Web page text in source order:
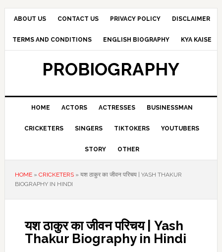
Skip
navigation
Skip
content
Skip
sidebar
ABOUT US CONTACT US PRIVACY POLICY DISCLAIMER
TERMS AND CONDITIONS ENGLISH BIOGRAPHY KYA KAISE
PROBIOGRAPHY
HOME ACTORS ACTRESSES BUSINESSMAN
CRICKETERS SINGERS TIKTOKERS YOUTUBERS
STORY OTHER
HOME» CRICKETERS» यश ठाकुर का जीवन परिचय | YASH THAKUR
BIOGRAPHY IN HINDI
यश ठाकुर का जीवन परिचय | Yash
Thakur Biography in Hindi